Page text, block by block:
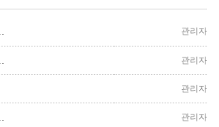
관리자
관리자
관리자
관리자